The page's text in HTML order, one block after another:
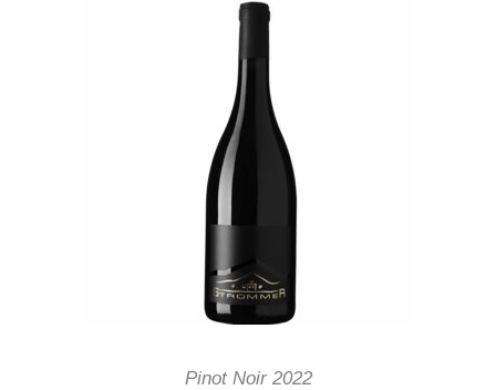
IN DEN WARENKORB
Pinot Noir 2022